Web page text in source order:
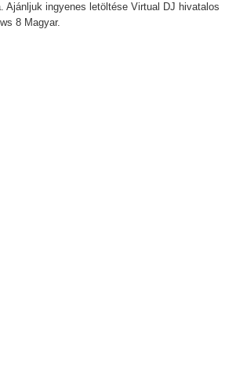
Ajánljuk ingyenes letöltése Virtual DJ hivatalos
8 Magyar.